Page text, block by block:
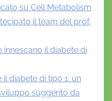
su Cell Metabolism
il team del prof.
il diabete di
diabete di tipo 1: un
suggerito da